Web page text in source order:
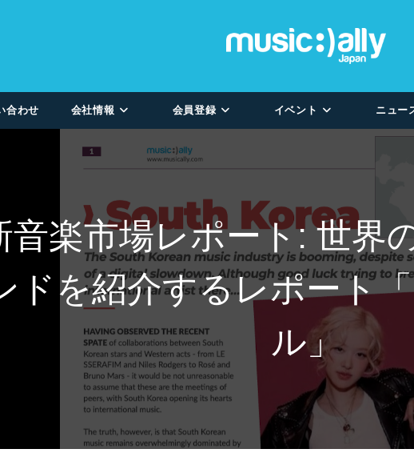
合わせ 会社情報 会員登録 イベント ニュー
音楽市場レポート: 世界
ドを紹介するレポート
ル」